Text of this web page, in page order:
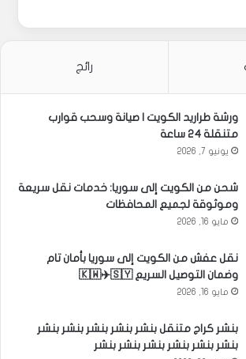
رائج
ورشة طراريد الكويت | صيانة وسحب قوارب
متنقلة 24 ساعة
يونيو 7, 2026
شحن من الكويت إلى سوريا: خدمات نقل سريعة
وموثوقة لجميع المحافظات
مايو 16, 2026
نقل عفش من الكويت إلى سوريا بأمان تام
وضمان التوصيل السريع 🇰🇼✈️🇸🇾
مايو 16, 2026
بنشر كراج متنقل بنشر بنشر بنشر بنشر بنشر
بنشر بنشر بنشر بنشر بنشر بنشر